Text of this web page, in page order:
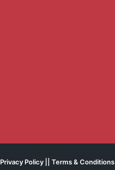
Privacy Policy Terms & Conditions